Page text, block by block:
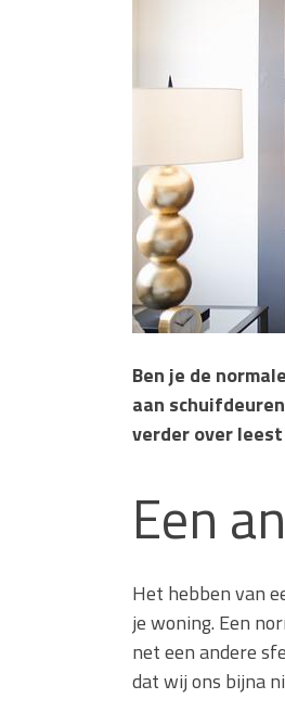
Ben je de
aan
verder over
Een
Het hebben van
je woning. Een
net een andere
dat wij ons bijna